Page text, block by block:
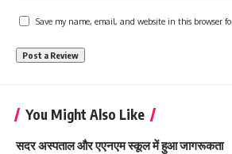
Save my name, email, and website in this browser
You Might Also Like
सदर अस्पताल और एएनएम स्कूल में हुआ जागरूकता